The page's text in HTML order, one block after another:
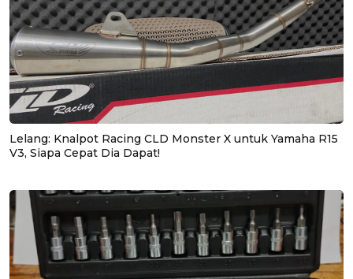
Lelang: Knalpot Racing CLD Monster X untuk Yamaha R15
V3, Siapa Cepat Dia Dapat!